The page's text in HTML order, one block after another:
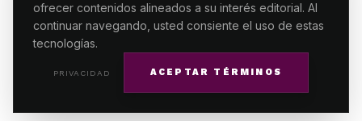
ofrecer contenidos alineados a su interés editorial. Al
continuar navegando, usted consiente el uso de estas
tecnologías.
PRIVACIDAD ACEPTAR TÉRMINOS
© 2026 ES PRIMERA MX. ALGUNOS DERECHOS
RESERVADOS / DESIGNMAKING.MX